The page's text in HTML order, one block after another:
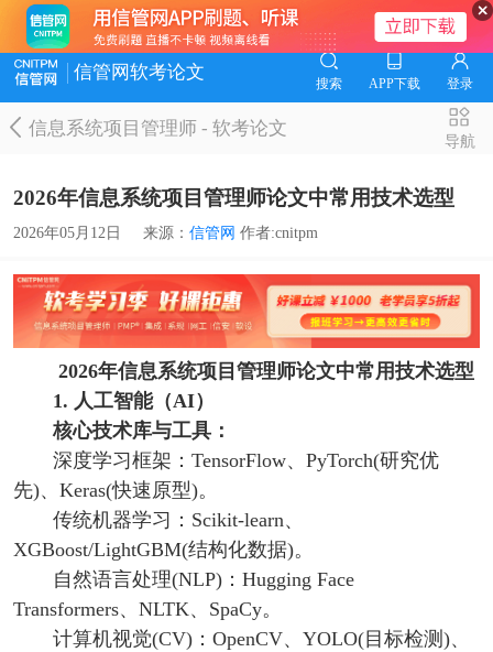
信管网软考论文
搜索 APP下载 登录
信息系统项目管理师-软考论文
导航
2026年信息系统项目管理师论文中常用技术选型
2026年05月12日 来源： 信管网 作者:cnitpm
2026年信息系统项目管理师论文中常用技术选型
1. 人工智能（AI）
核心技术库与工具：
深度学习框架：TensorFlow、PyTorch(研究优
先)、Keras(快速原型)。
传统机器学习：Scikit-learn、
XGBoost/LightGBM(结构化数据)。
自然语言处理(NLP)：Hugging Face
Transformers、NLTK、SpaCy。
计算机视觉(CV)：OpenCV、YOLO(目标检测)、